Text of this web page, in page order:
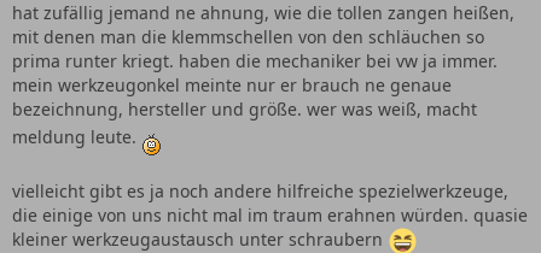
hat zufällig jemand ne ahnung, wie die tollen zangen heißen,
mit denen man die klemmschellen von den schläuchen so
prima runter kriegt. haben die mechaniker bei vw ja immer.
mein werkzeugonkel meinte nur er brauch ne genaue
bezeichnung, hersteller und größe. wer was weiß, macht
meldung leute.
vielleicht gibt es ja noch andere hilfreiche spezielwerkzeuge,
die einige von uns nicht mal im traum erahnen würden. quasie
kleiner werkzeugaustausch unter schraubern